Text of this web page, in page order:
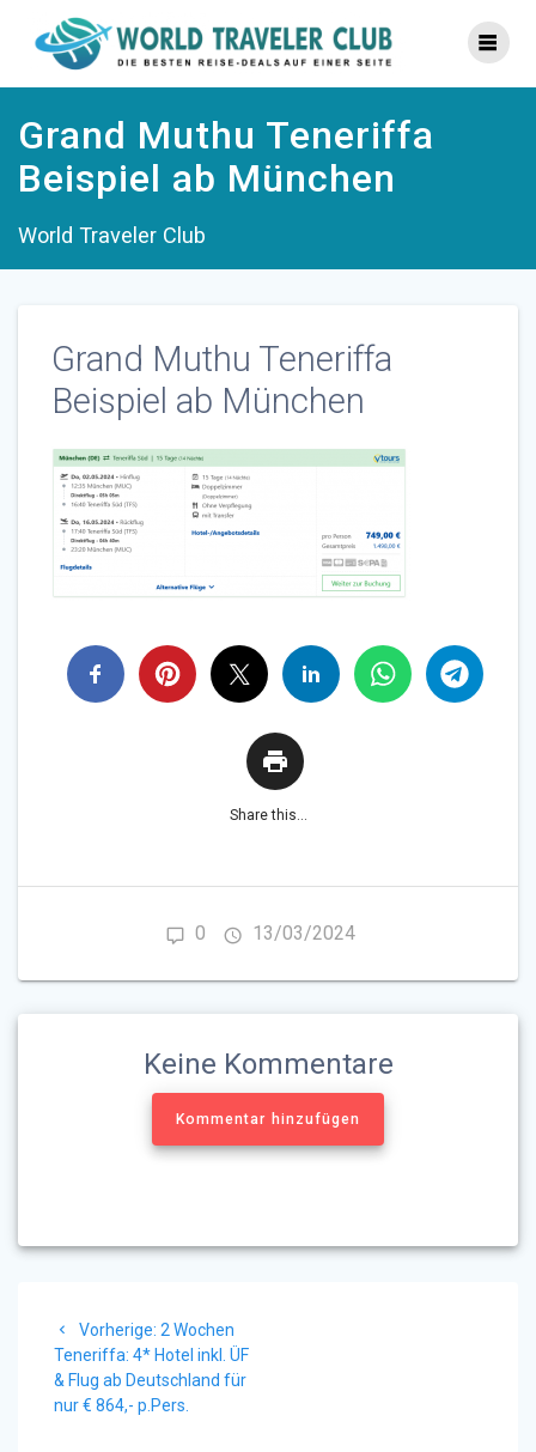
Inhalt
springen
Grand Muthu Teneriffa
Beispiel ab München
World Traveler Club
Grand Muthu Teneriffa
Beispiel ab München
Share this...
0 13/03/2024
Keine Kommentare
Kommentar hinzufügen
Vorherige: Vorheriger
Beitrag:
2 Wochen
Teneriffa: 4* Hotel inkl. ÜF
& Flug ab Deutschland für
nur € 864,- p.Pers.